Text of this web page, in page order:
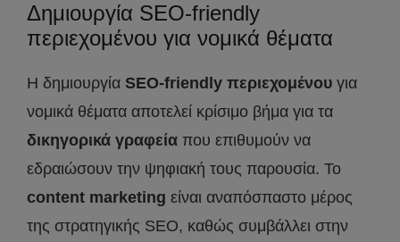
Δημιουργία SEO-friendly
περιεχομένου για νομικά θέματα
Η δημιουργία SEO-friendly περιεχομένου για
νομικά θέματα αποτελεί κρίσιμο βήμα για τα
δικηγορικά γραφεία που επιθυμούν να
εδραιώσουν την ψηφιακή τους παρουσία. Το
content marketing είναι αναπόσπαστο μέρος
της στρατηγικής SEO, καθώς συμβάλλει στην